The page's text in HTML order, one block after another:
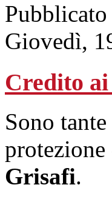
Giovedì,
Credito
Sono
protezione
Grisafi.